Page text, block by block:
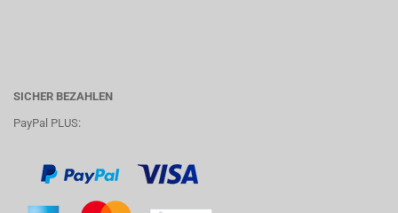
SICHER BEZAHLEN
PayPal PLUS: